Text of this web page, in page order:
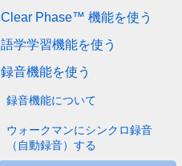
Clear Phase™ 機能を使う
語学学習機能を使う
録音機能を使う
録音機能について
ウォークマンにシンクロ録音
（自動録音）する